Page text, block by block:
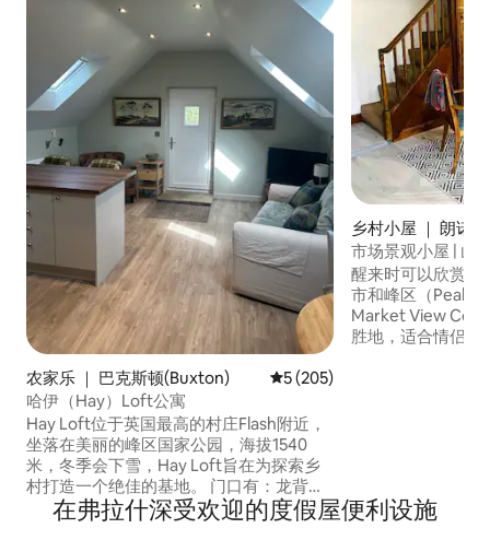
农家乐 ｜ 巴克斯顿(Buxton) 平均评分 5 分（满分 5 分），
5 (205)
哈伊（Hay）Loft公寓
Hay Loft位于英国最高的村庄Flash附近，
坐落在美丽的峰区国家公园，海拔1540
米，冬季会下雪，Hay Loft旨在为探索乡
村打造一个绝佳的基地。 门口有：龙背
岭、Chrome Hill、Axe Edge Moor和
Buxton。 我们距离马姆托尔（Mam
乡村小屋 ｜ 朗诺尔
市场景观小屋 | 山
电桩
醒来时可以欣赏
市和峰区（Peak
Market View
胜地，适合情侣、
在弗拉什深受欢迎的度假屋便利设施